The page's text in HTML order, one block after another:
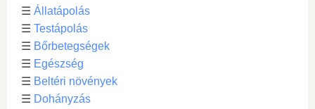
☰ Állatápolás
☰ Testápolás
☰ Bőrbetegségek
☰ Egészség
☰ Beltéri növények
☰ Dohányzás